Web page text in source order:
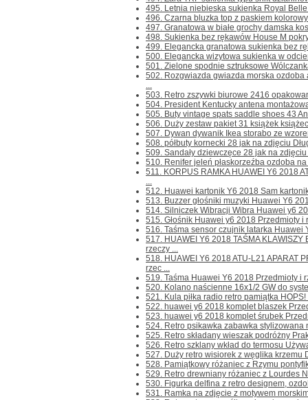
495. Letnia niebieska sukienka Royal
496. Czarna bluzka top z paskiem
497. Granatowa w białe grochy damska
498. Sukienka bez rękawów House M
499. Elegancka granatowa sukienka bez
500. Elegancka wizytowa sukienka w
501. Zielone spodnie sztruksowe
502. Rozgwiazda gwiazda morska ozdoba
...
503. Retro zszywki biurowe 2416
504. President Kentucky antena
505. Buty vintage spats saddle shoes 43
506. Duży zestaw pakiet 31 książek
507. Dywan dywanik Ikea storabo ze
508. półbuty kornecki 28 jak na zdjęciu
509. Sandały dziewczęce 28 jak na
510. Renifer jeleń płaskorzeźba ozdoba na
511. KORPUS RAMKA HUAWEI Y6 2018
...
512. Huawei kartonik Y6 2018 Sam
513. Buzzer głośniki muzyki Huawei Y6
514. Silniczek Wibracji Wibra Huawei y6
515. Głośnik Huawei y6 2018 Przedmioty i
516. Taśma sensor czujnik latarka Huawei
517. HUAWEI Y6 2018 TAŚMA KLAWISZY
rzeczy ...
518. HUAWEI Y6 2018 ATU-L21 APARAT
rzec ...
519. Taśma Huawei Y6 2018 Przedmioty i
520. Kolano naścienne 16x1/2 GW do
521. Kula piłka radio retro pamiątka
522. huawei y6 2018 komplet blaszek
523. huawei y6 2018 komplet śrubek
524. Retro psikawka zabawka stylizowana
525. Retro składany wieszak podróżny
526. Retro szklany wkład do termosu
527. Duży retro wisiorek z węglika krzemu
528. Pamiątkowy różaniec z Rzymu
529. Retro drewniany różaniec z Lourdes
530. Figurka delfina z retro designem,
531. Ramka na zdjęcie z motywem